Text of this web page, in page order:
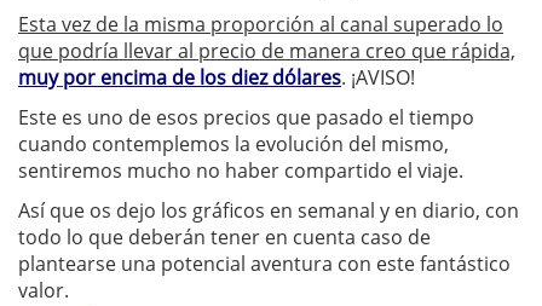
Esta vez de la misma proporción al canal superado lo
que podría llevar al precio de manera creo que rápida,
muy por encima de los diez dólares. ¡AVISO!
Este es uno de esos precios que pasado el tiempo
cuando contemplemos la evolución del mismo,
sentiremos mucho no haber compartido el viaje.
Así que os dejo los gráficos en semanal y en diario, con
todo lo que deberán tener en cuenta caso de
plantearse una potencial aventura con este fantástico
valor.